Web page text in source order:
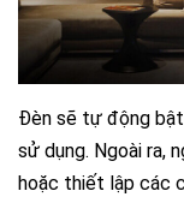
Đèn sẽ tự động
sử dụng. Ngoài ra,
hoặc thiết lập các